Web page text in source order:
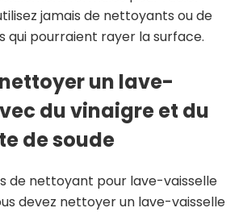
jamais de nettoyants ou de
qui pourraient rayer la surface.
un lave-
du vinaigre et du
de soude
de nettoyant pour lave-vaisselle
devez nettoyer un lave-vaisselle